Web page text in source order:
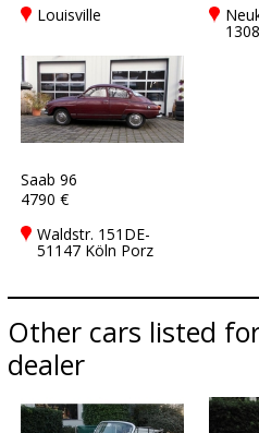
Louisville
Saab 96
4790 €
Waldstr. 151DE-
51147 Köln Porz
Other cars listed
dealer